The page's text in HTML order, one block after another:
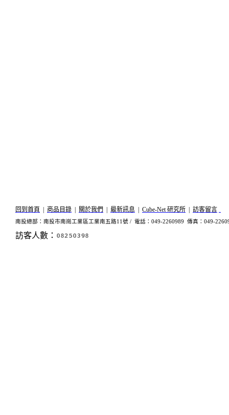
回到首頁 商品目錄 關於我們 最新訊息 Cube-Net 研究所 訪客留言
南投總部：南投市南崗工業區工業南五路11號 / 電話：049-2260989 傳真：049-
訪客人數：